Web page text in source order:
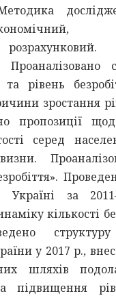
економічний,
Проаналізовано
рівень
зростання
пропозиції
серед
Україні за
кількості
структуру
у 2017 р.,
шляхів
підвищення